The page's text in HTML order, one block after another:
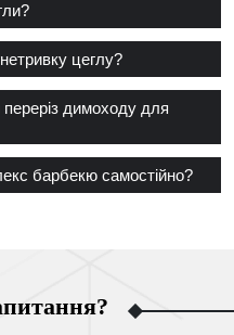
цеглу?
димоходу для
барбекю самостійно?